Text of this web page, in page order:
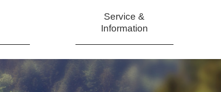
Service &
Information